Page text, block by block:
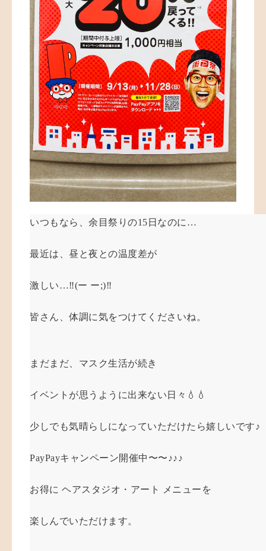
いつもなら、余目祭りの15日なのに…
最近は、昼と夜との温度差が
激しい…‼️(ー ー;)‼️
皆さん、体調に気をつけてくださいね。
まだまだ、マスク生活が続き
イベントが思うように出来ない日々💧💧
少しでも気晴らしになっていただけたら嬉しいです♪
PayPayキャンペーン開催中〜〜♪♪♪
お得に ヘアスタジオ・アート メニューを
楽しんでいただけます。